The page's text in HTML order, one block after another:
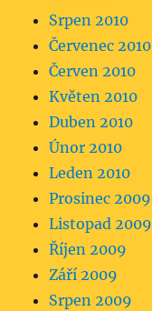
Srpen 2010
Červenec 2010
Červen 2010
Květen 2010
Duben 2010
Únor 2010
Leden 2010
Prosinec 2009
Listopad 2009
Říjen 2009
Září 2009
Srpen 2009